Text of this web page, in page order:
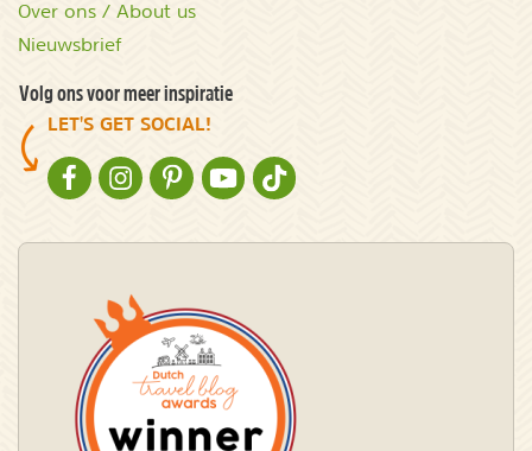
Over ons / About us
Nieuwsbrief
Volg ons voor meer inspiratie
LET'S GET SOCIAL!
NATURESCANNER OP FACEBOOK
NATURESCANNER OP INSTAGRAM
NATURESCANNER OP PINTEREST
NATURESCANNER OP YOUTUBE
NATURESCANNER OP TIKTOK